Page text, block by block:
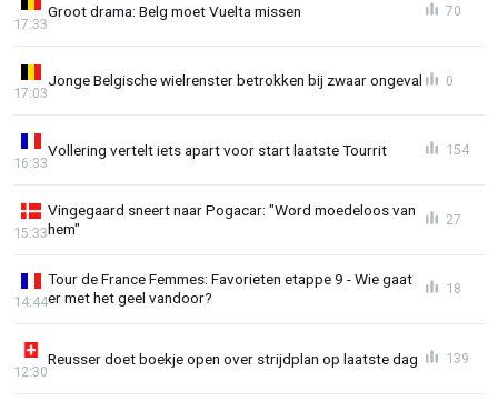
Groot drama: Belg moet Vuelta missen
17:33
70
Jonge Belgische wielrenster betrokken bij zwaar ongeval
17:03
0
Vollering vertelt iets apart voor start laatste Tourrit
16:33
154
Vingegaard sneert naar Pogacar: "Word moedeloos van
hem"
15:33
27
Tour de France Femmes: Favorieten etappe 9 - Wie gaat
er met het geel vandoor?
14:44
18
Reusser doet boekje open over strijdplan op laatste dag
12:30
139